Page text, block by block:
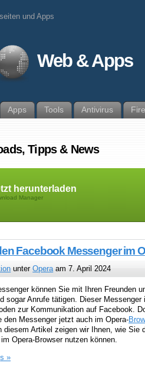
und Apps
Web & Apps
Apps Tools Antivirus
Tipps & News
herunterladen
Manager
Facebook Messenger im
unterOperaam 7. April 2024
können Sie mit Ihren Freunden
sogar Anrufe tätigen. Dieser Messenger
zur Kommunikation auf Facebook.
Messenger jetzt auch im Opera-
diesem Artikel zeigen wir Ihnen, wie Sie
Opera-Browser nutzen können.
»